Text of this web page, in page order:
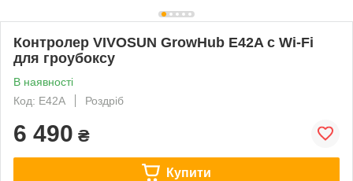
Контролер VIVOSUN GrowHub E42A с Wi-Fi
для гроубоксу
В наявності
Код: E42A
Роздріб
6 490 ₴
Купити